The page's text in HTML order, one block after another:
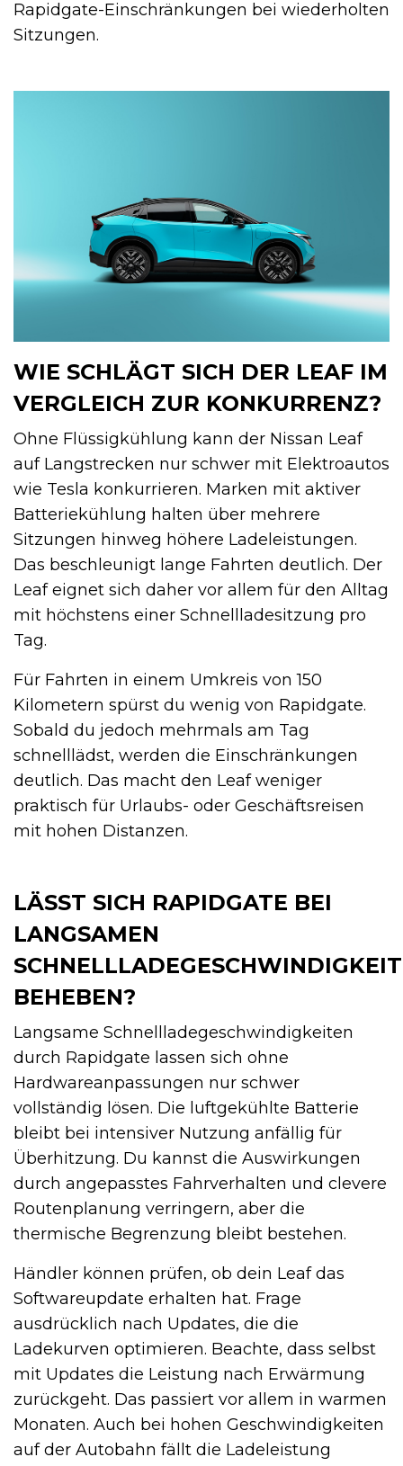
Rapidgate-Einschränkungen bei wiederholten
Sitzungen.
WIE SCHLÄGT SICH DER LEAF IM
VERGLEICH ZUR KONKURRENZ?
Ohne Flüssigkühlung kann der Nissan Leaf
auf Langstrecken nur schwer mit Elektroautos
wie Tesla konkurrieren. Marken mit aktiver
Batteriekühlung halten über mehrere
Sitzungen hinweg höhere Ladeleistungen.
Das beschleunigt lange Fahrten deutlich. Der
Leaf eignet sich daher vor allem für den Alltag
mit höchstens einer Schnellladesitzung pro
Tag.
Für Fahrten in einem Umkreis von 150
Kilometern spürst du wenig von Rapidgate.
Sobald du jedoch mehrmals am Tag
schnelllädst, werden die Einschränkungen
deutlich. Das macht den Leaf weniger
praktisch für Urlaubs- oder Geschäftsreisen
mit hohen Distanzen.
LÄSST SICH RAPIDGATE BEI
LANGSAMEN
BEHEBEN?
Langsame Schnellladegeschwindigkeiten
durch Rapidgate lassen sich ohne
Hardwareanpassungen nur schwer
vollständig lösen. Die luftgekühlte Batterie
bleibt bei intensiver Nutzung anfällig für
Überhitzung. Du kannst die Auswirkungen
durch angepasstes Fahrverhalten und clevere
Routenplanung verringern, aber die
thermische Begrenzung bleibt bestehen.
Händler können prüfen, ob dein Leaf das
Softwareupdate erhalten hat. Frage
ausdrücklich nach Updates, die die
Ladekurven optimieren. Beachte, dass selbst
mit Updates die Leistung nach Erwärmung
zurückgeht. Das passiert vor allem in warmen
Monaten. Auch bei hohen Geschwindigkeiten
auf der Autobahn fällt die Ladeleistung